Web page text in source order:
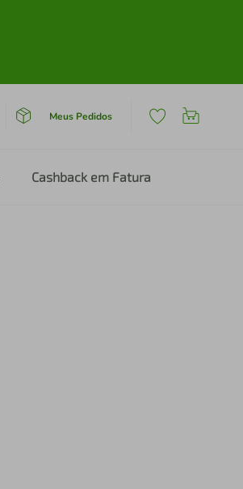
Meus Pedidos
Cashback em Fatura